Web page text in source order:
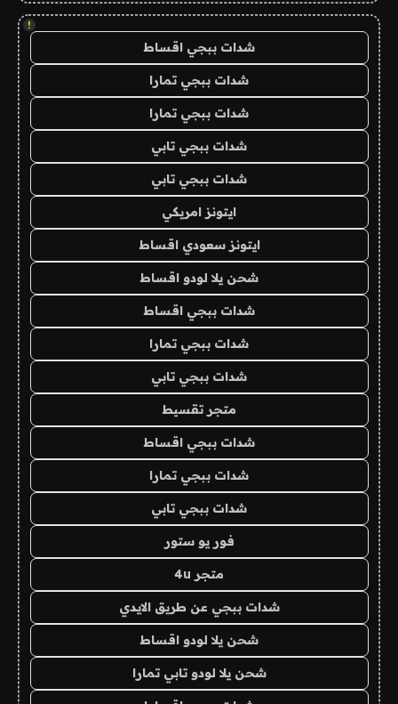
!
شدات ببجي اقساط
شدات ببجي تمارا
شدات ببجي تمارا
شدات ببجي تابي
شدات ببجي تابي
ايتونز امريكي
ايتونز سعودي اقساط
شحن يلا لودو اقساط
شدات ببجي اقساط
شدات ببجي تمارا
شدات ببجي تابي
متجر تقسيط
شدات ببجي اقساط
شدات ببجي تمارا
شدات ببجي تابي
فور يو ستور
متجر 4u
شدات ببجي عن طريق الايدي
شحن يلا لودو اقساط
شحن يلا لودو تابي تمارا